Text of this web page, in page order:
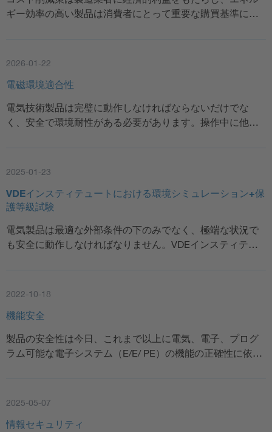
ギー効率の高い製品は消費者にとって重要な購買基準に…
2026-01-22
電磁環境適合性
電気技術製品は完璧に動作しなければならないだけでな
く、安全で環境耐性がある必要があります。操作中に他…
2025-01-23
VDEインスティテュートにおける環境シミュレーション+保
護等級試験
電気製品は最適な外部条件の下のみでなく、極端な状況で
も安全に動作しなければなりません。VDEインスティテ…
2022-10-18
機能安全
製品の安全性は今日、これまで以上に電気、電子、プログ
ラム可能な電子システム（E/E/ PE）の機能の正確性に依…
2025-05-07
情報セキュリティ